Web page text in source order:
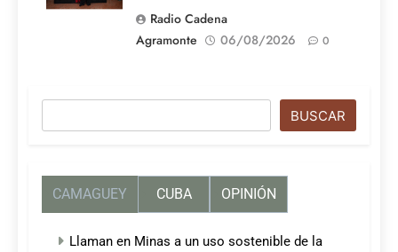
Radio Cadena
Agramonte
06/08/2026 0
BUSCAR
CAMAGUEY CUBA OPINIÓN
Llaman en Minas a un uso sostenible de la